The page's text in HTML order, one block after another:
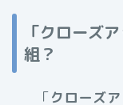
「クローズ
組？
「クローズ